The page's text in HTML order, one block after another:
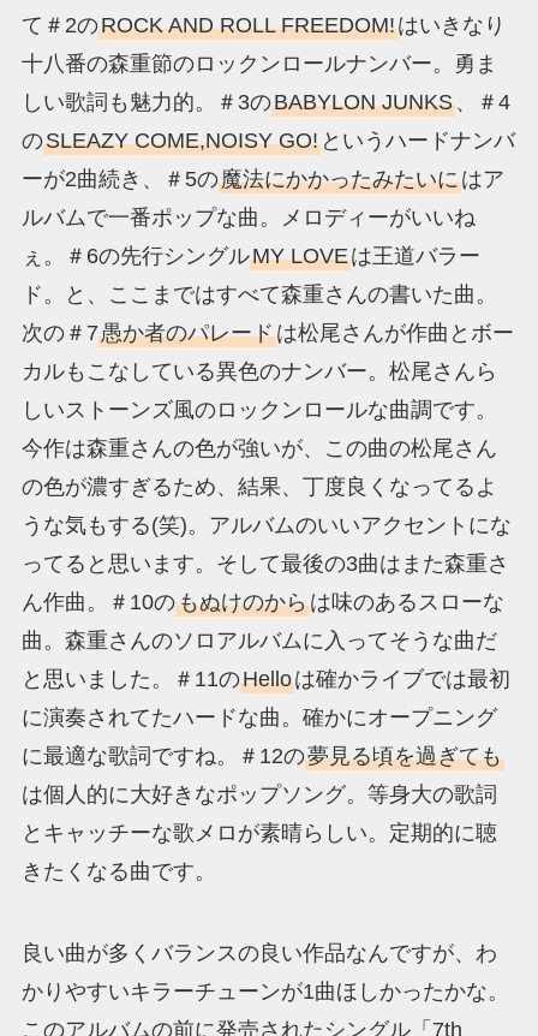
て＃2のROCK AND ROLL FREEDOM!はいきなり
十八番の森重節のロックンロールナンバー。勇ま
しい歌詞も魅力的。＃3のBABYLON JUNKS、＃4
のSLEAZY COME,NOISY GO!というハードナンバ
ーが2曲続き、＃5の魔法にかかったみたいにはア
ルバムで一番ポップな曲。メロディーがいいね
ぇ。＃6の先行シングルMY LOVEは王道バラー
ド。と、ここまではすべて森重さんの書いた曲。
次の＃7愚か者のパレードは松尾さんが作曲とボー
カルもこなしている異色のナンバー。松尾さんら
しいストーンズ風のロックンロールな曲調です。
今作は森重さんの色が強いが、この曲の松尾さん
の色が濃すぎるため、結果、丁度良くなってるよ
うな気もする(笑)。アルバムのいいアクセントにな
ってると思います。そして最後の3曲はまた森重さ
ん作曲。＃10のもぬけのからは味のあるスローな
曲。森重さんのソロアルバムに入ってそうな曲だ
と思いました。＃11のHelloは確かライブでは最初
に演奏されてたハードな曲。確かにオープニング
に最適な歌詞ですね。＃12の夢見る頃を過ぎても
は個人的に大好きなポップソング。等身大の歌詞
とキャッチーな歌メロが素晴らしい。定期的に聴
きたくなる曲です。
良い曲が多くバランスの良い作品なんですが、わ
かりやすいキラーチューンが1曲ほしかったかな。
このアルバムの前に発売されたシングル「7th